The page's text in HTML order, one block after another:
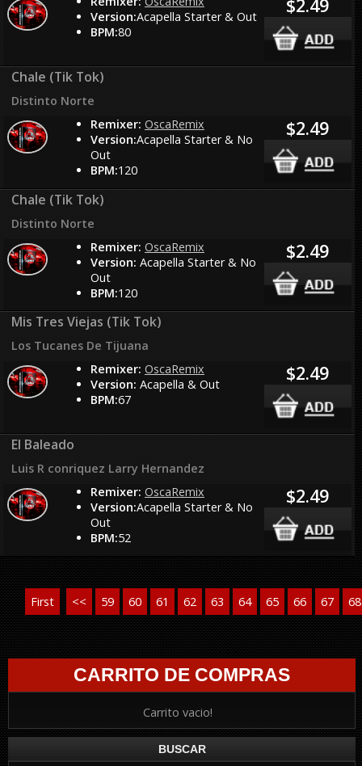
Version:Acapella Starter & Out
BPM:80
$2.49
Chale (Tik Tok)
Distinto Norte
Remixer: OscaRemix
Version:Acapella Starter & No
Out
BPM:120
$2.49
Chale (Tik Tok)
Distinto Norte
Remixer: OscaRemix
Version: Acapella Starter & No
Out
BPM:120
$2.49
Mis Tres Viejas (Tik Tok)
Los Tucanes De Tijuana
Remixer: OscaRemix
Version: Acapella & Out
BPM:67
$2.49
El Baleado
Luis R conriquez Larry Hernandez
Remixer: OscaRemix
Version:Acapella Starter & No
Out
BPM:52
$2.49
First << 59 60 61 62 63 64 65 66 67 68
CARRITO DE COMPRAS
Carrito vacio!
BUSCAR